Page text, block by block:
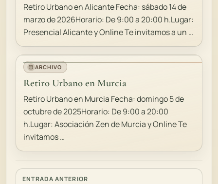
Retiro Urbano en Alicante Fecha: sábado 14 de
marzo de 2026Horario: De 9:00 a 20:00 h.Lugar:
Presencial Alicante y Online Te invitamos a un …
ARCHIVO
Retiro Urbano en Murcia
Retiro Urbano en Murcia Fecha: domingo 5 de
octubre de 2025Horario: De 9:00 a 20:00
h.Lugar: Asociación Zen de Murcia y Online Te
invitamos …
ENTRADA ANTERIOR